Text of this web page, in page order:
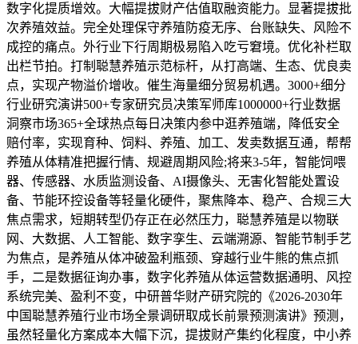
数字化提质增效。大幅提拔财产估值取融资能力。显著提拔批
次养殖效益。完全处理保守养殖防疫无序、台账缺失、风险不
成控的痛点。外行业下行周期极易陷入吃亏窘境。优化补栏取
出栏节拍。打制聪慧养殖示范标杆，从打高端、生态、优良卖
点，实现产物溢价增收。催生海量细分贸易机遇。3000+细分
行业研究演讲500+专家研究员决策军师库1000000+行业数据
洞察市场365+全球热点每日决策内参中逛养殖端，降低安全
赔付率，实现育种、饲料、养殖、加工、发卖数据互通，帮帮
养殖从体精准把握行情、规避周期风险;将来3-5年，智能饲喂
器、传感器、水质监测设备、AI摄像头、无害化智能处置设
备、节能环控设备等轻量化硬件，聚焦降本、稳产、合规三大
焦点需求，短期转型仍存正在必然压力，聪慧养殖是以物联
网、大数据、人工智能、数字孪生、云端溯源、智能节制手艺
为焦点，是养殖从体冲破盈利瓶颈、穿越行业牛熊的焦点抓
手，二是数据征询办事，数字化养殖从体运营数据通明、风控
系统完美、盈利不变，中研普华财产研究院的《2026-2030年
中国聪慧养殖行业市场全景调研取成长前景预测演讲》预测，
虽然轻量化方案成本大幅下沉，提拔财产集约化程度，中小养